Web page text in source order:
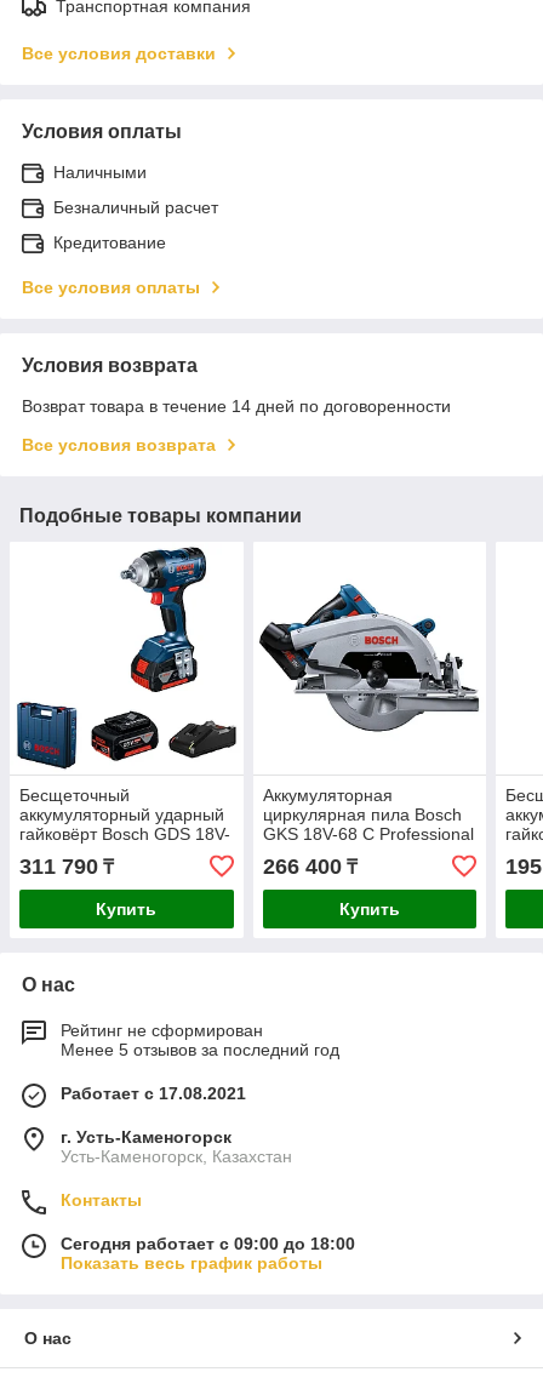
Транспортная компания
Все условия доставки
Условия оплаты
Наличными
Безналичный расчет
Кредитование
Все условия оплаты
Условия возврата
Возврат товара в течение 14 дней по договоренности
Все условия возврата
Подобные товары компании
Бесщеточный
аккумуляторный ударный
гайковёрт Bosch GDS 18V-
400 Professional
06019K0020
311 790 ₸
Купить
Аккумуляторная
циркулярная пила Bosch
GKS 18V-68 C Professional
BITURBO Solo
06016B5000
266 400₸
Купить
О нас
Рейтинг не сформирован
Менее 5 отзывов за последний год
Работает с 17.08.2021
г. Усть-Каменогорск
Усть-Каменогорск, Казахстан
Контакты
Сегодня работает с 09:00 до 18:00
Показать весь график работы
О нас